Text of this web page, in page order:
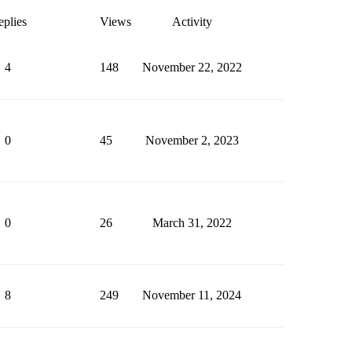
Views Activity
4 148 November 22, 2022
0 45 November 2, 2023
0 26 March 31, 2022
8 249 November 11, 2024